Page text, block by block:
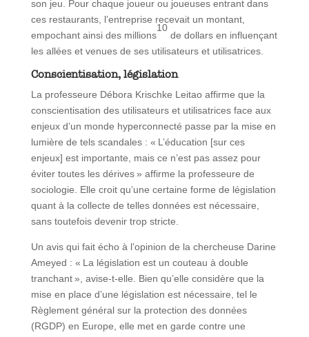
son jeu. Pour chaque joueur ou joueuses entrant dans
ces restaurants, l’entreprise recevait un montant,
empochant ainsi des millions
10
de dollars en influençant
les allées et venues de ses utilisateurs et utilisatrices.
Conscientisation, législation
La professeure Débora Krischke Leitao affirme que la
conscientisation des utilisateurs et utilisatrices face aux
enjeux d’un monde hyperconnecté passe par la mise en
lumière de tels scandales : « L’éducation [sur ces
enjeux] est importante, mais ce n’est pas assez pour
éviter toutes les dérives » affirme la professeure de
sociologie. Elle croit qu’une certaine forme de législation
quant à la collecte de telles données est nécessaire,
sans toutefois devenir trop stricte.
Un avis qui fait écho à l’opinion de la chercheuse Darine
Ameyed : « La législation est un couteau à double
tranchant », avise-t-elle. Bien qu’elle considère que la
mise en place d’une législation est nécessaire, tel le
Règlement général sur la protection des données
(RGDP) en Europe, elle met en garde contre une